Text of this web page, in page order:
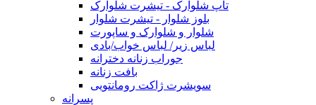
تاپ شلوارک - تیشرت شلوارک
بلوز شلوار - تیشرت شلوار
شلوار و شلوارک و ساپورت
لباس زیر/ لباس خواب/بادی
جوراب زنانه دخترانه
بافت زنانه
سویشرت ژاکت رومانتویی
پسرانه